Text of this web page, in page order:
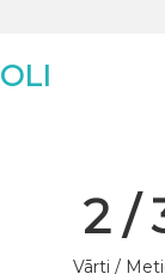
2 /
Vārti /